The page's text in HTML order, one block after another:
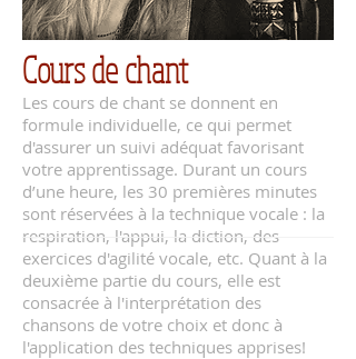
Cours de chant
Les cours de chant se donnent en
formule individuelle, ce qui permet
d'assurer un suivi adéquat favorisant
votre apprentissage. Durant un cours
d’une heure, les 30 premières minutes
sont réservées à la technique vocale : la
respiration, l'appui, la diction, des
exercices d'agilité vocale, etc. Quant à la
deuxième partie du cours, elle est
consacrée à l'interprétation des
chansons de votre choix et donc à
l'application des techniques apprises!